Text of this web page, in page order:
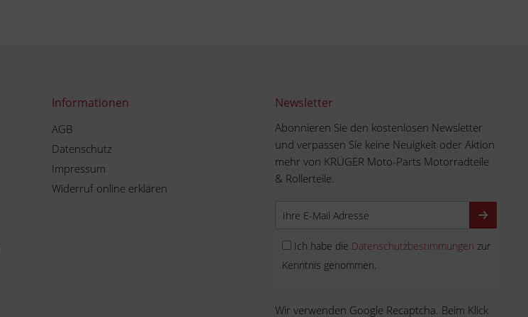
Informationen
AGB
Datenschutz
Impressum
Widerruf online erklären
Newsletter
Abonnieren Sie den kostenlosen Newsletter
und verpassen Sie keine Neuigkeit oder Aktion
mehr von KRÜGER Moto-Parts Motorradteile
& Rollerteile.
Ich habe die Datenschutzbestimmungen zur
Kenntnis genommen.
Wir verwenden Google Recaptcha. Beim Klick